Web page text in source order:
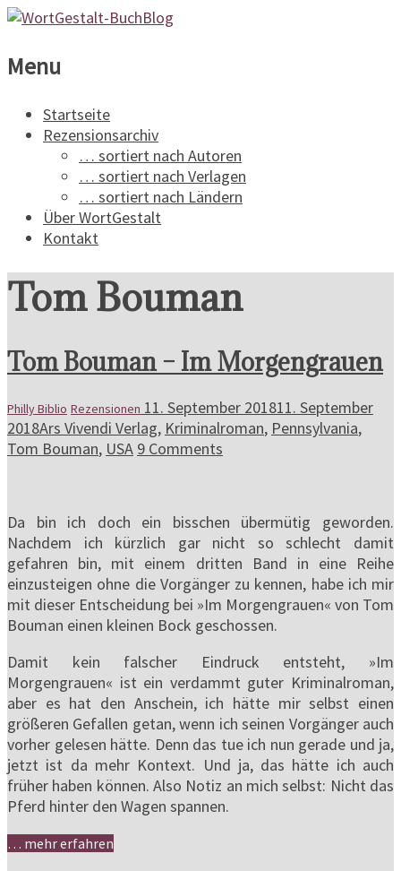
WortGestalt-
Buchblog
Spannungsliteratur
Menu
Startseite
Rezensionsarchiv
… sortiert nach Autoren
… sortiert nach Verlagen
… sortiert nach Ländern
Über WortGestalt
Kontakt
Tom Bouman
Tom Bouman – Im Morgengrauen
Philly Biblio Rezensionen 11. September 201811. September
2018Ars Vivendi Verlag, Kriminalroman, Pennsylvania,
Tom Bouman, USA 9 Comments
Da bin ich doch ein bisschen übermütig geworden.
Nachdem ich kürzlich gar nicht so schlecht damit
gefahren bin, mit einem dritten Band in eine Reihe
einzusteigen ohne die Vorgänger zu kennen, habe ich mir
mit dieser Entscheidung bei »Im Morgengrauen« von Tom
Bouman einen kleinen Bock geschossen.
Damit kein falscher Eindruck entsteht, »Im
Morgengrauen« ist ein verdammt guter Kriminalroman,
aber es hat den Anschein, ich hätte mir selbst einen
größeren Gefallen getan, wenn ich seinen Vorgänger auch
vorher gelesen hätte. Denn das tue ich nun gerade und ja,
jetzt ist da mehr Kontext. Und ja, das hätte ich auch
früher haben können. Also Notiz an mich selbst: Nicht das
Pferd hinter den Wagen spannen.
… mehr erfahren